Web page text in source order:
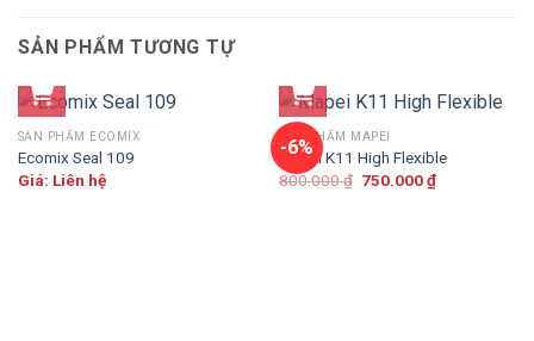
SẢN PHẨM TƯƠNG TỰ
SẢN PHẨM ECOMIX
Ecomix Seal 109
Giá: Liên hệ
-6%
SẢN PHẨM MAPEI
Mapei K11 High Flexible
800.000₫ Giá
750.000₫Giá
hiện